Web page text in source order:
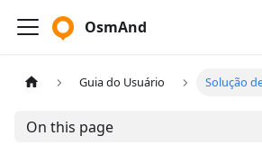
OsmAnd
Guia do Usuário Solução
On this page